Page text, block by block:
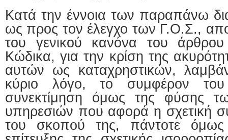
Κατά την έννοια των παραπάνω
ως προς τον έλεγχο των Γ.Ο.Σ.,
του γενικού κανόνα του
Κώδικα, για την κρίση της
αυτών ως καταχρηστικών,
κύριο λόγο, το συμφέρον
συνεκτίμηση όμως της φύσης
υπηρεσιών που αφορά η σχετική
του σκοπού της, πάντοτε